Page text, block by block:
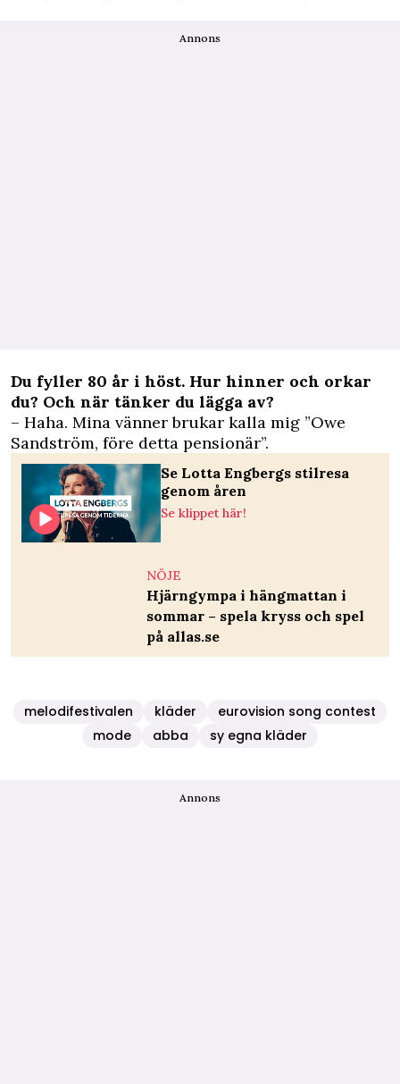
Annons
Du fyller 80 år i höst. Hur hinner och orkar
du? Och när tänker du lägga av?
– Haha. Mina vänner brukar kalla mig ”Owe
Sandström, före detta pensionär”.
Se Lotta Engbergs stilresa
genom åren
Se klippet här!
NÖJE
Hjärngympa i hängmattan i
sommar – spela kryss och spel
på allas.se
melodifestivalen kläder
eurovision song contest
mode
abba sy egna kläder
Annons